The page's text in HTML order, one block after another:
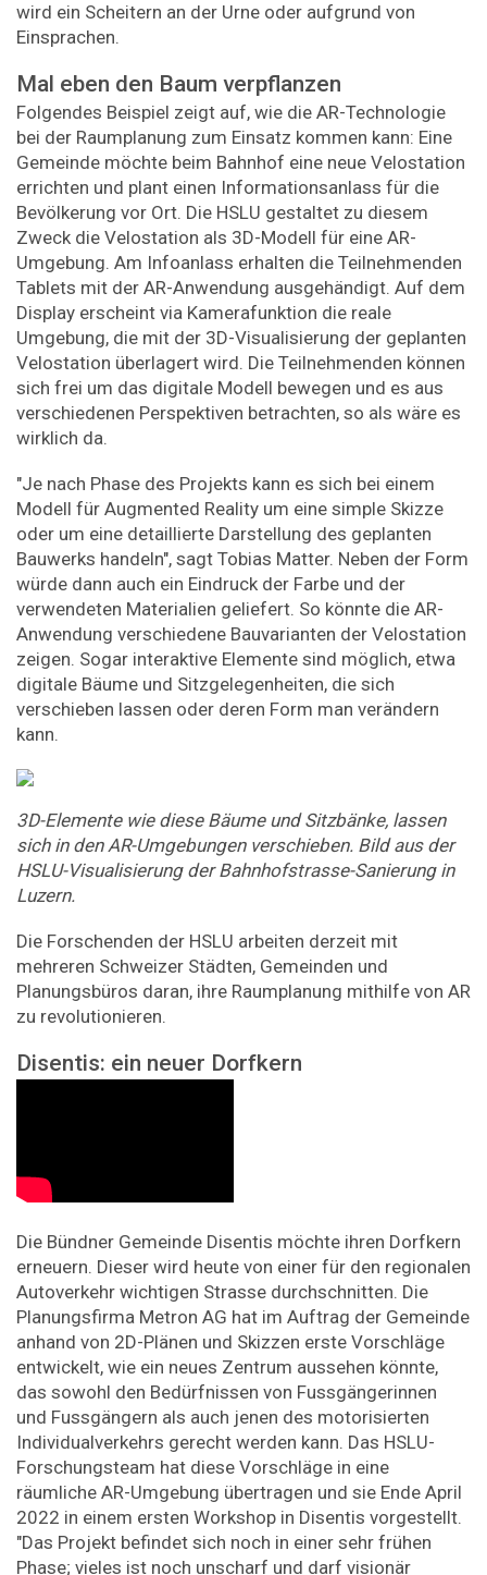
wird ein Scheitern an der Urne oder aufgrund von
Einsprachen.
Mal eben den Baum verpflanzen
Folgendes Beispiel zeigt auf, wie die AR-Technologie
bei der Raumplanung zum Einsatz kommen kann: Eine
Gemeinde möchte beim Bahnhof eine neue Velostation
errichten und plant einen Informationsanlass für die
Bevölkerung vor Ort. Die HSLU gestaltet zu diesem
Zweck die Velostation als 3D-Modell für eine AR-
Umgebung. Am Infoanlass erhalten die Teilnehmenden
Tablets mit der AR-Anwendung ausgehändigt. Auf dem
Display erscheint via Kamerafunktion die reale
Umgebung, die mit der 3D-Visualisierung der geplanten
Velostation überlagert wird. Die Teilnehmenden können
sich frei um das digitale Modell bewegen und es aus
verschiedenen Perspektiven betrachten, so als wäre es
wirklich da.
"Je nach Phase des Projekts kann es sich bei einem
Modell für Augmented Reality um eine simple Skizze
oder um eine detaillierte Darstellung des geplanten
Bauwerks handeln", sagt Tobias Matter. Neben der Form
würde dann auch ein Eindruck der Farbe und der
verwendeten Materialien geliefert. So könnte die AR-
Anwendung verschiedene Bauvarianten der Velostation
zeigen. Sogar interaktive Elemente sind möglich, etwa
digitale Bäume und Sitzgelegenheiten, die sich
verschieben lassen oder deren Form man verändern
kann.
3D-Elemente wie diese Bäume und Sitzbänke, lassen
sich in den AR-Umgebungen verschieben. Bild aus der
HSLU-Visualisierung der Bahnhofstrasse-Sanierung in
Luzern.
Die Forschenden der HSLU arbeiten derzeit mit
mehreren Schweizer Städten, Gemeinden und
Planungsbüros daran, ihre Raumplanung mithilfe von AR
zu revolutionieren.
Disentis: ein neuer Dorfkern
Die Bündner Gemeinde Disentis möchte ihren Dorfkern
erneuern. Dieser wird heute von einer für den regionalen
Autoverkehr wichtigen Strasse durchschnitten. Die
Planungsfirma Metron AG hat im Auftrag der Gemeinde
anhand von 2D-Plänen und Skizzen erste Vorschläge
entwickelt, wie ein neues Zentrum aussehen könnte,
das sowohl den Bedürfnissen von Fussgängerinnen
und Fussgängern als auch jenen des motorisierten
Individualverkehrs gerecht werden kann. Das HSLU-
Forschungsteam hat diese Vorschläge in eine
räumliche AR-Umgebung übertragen und sie Ende April
2022 in einem ersten Workshop in Disentis vorgestellt.
"Das Projekt befindet sich noch in einer sehr frühen
Phase; vieles ist noch unscharf und darf visionär